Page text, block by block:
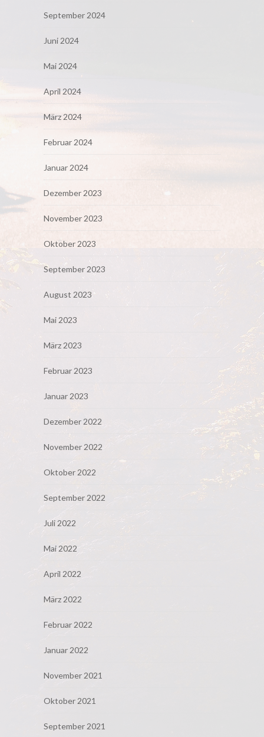
September 2024
Juni 2024
Mai 2024
April 2024
März 2024
Februar 2024
Januar 2024
Dezember 2023
November 2023
Oktober 2023
September 2023
August 2023
Mai 2023
März 2023
Februar 2023
Januar 2023
Dezember 2022
November 2022
Oktober 2022
September 2022
Juli 2022
Mai 2022
April 2022
März 2022
Februar 2022
Januar 2022
November 2021
Oktober 2021
September 2021